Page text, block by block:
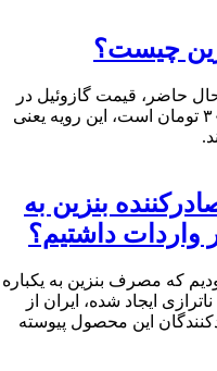
چیست؟
حاضر، قیمت گازوئیل در
افغانستان ۵۱ هزار تومان و در ایران ۳۰۰ تومان است، این رویه یعنی
بنزین به
واردات داشتیم؟
که مصرف بنزین به یکباره
ایجاد شده، ایران از
این محصول پیوسته